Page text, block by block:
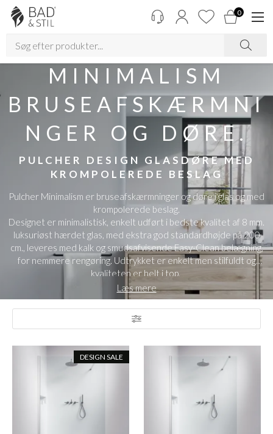
0
MINIMALISM
BRUSEAFSKÆRMNI
NGER OG DØRE.
PULCHER DESIGN GLASDØRE MED
KROMPOLEREDE BESLAG
Pulcher Minimalism er bruseafskærmninger og døre i glas og med
krompolerede beslag.
Designet er minimalistisk, enkelt udført i bedste kvalitet af 8 mm.
luksuriøst hærdet glas, med ekstra god standardhøjde på 200
cm., leveres med kalk og smudsafvisende Easy-Clean belægning,
for nemmere rengøring. Udtrykket er enkelt men stilfuldt og
kvaliteten er helt i top.
Se Pulcher High-Line serien her Se Pulcher Slide serien
Se
tilbehørher
Læs mere
DESIGN SALE